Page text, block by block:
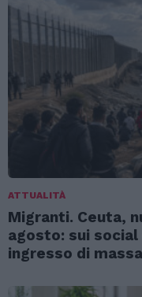
ATTUALITÀ
Migranti. Ceuta,
agosto: sui
ingresso di massa